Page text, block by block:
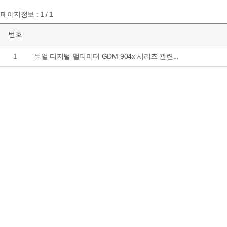
페이지정보 : 1 / 1
번호
1 듀얼 디지털 멀티미터 GDM-904x 시리즈 관련...